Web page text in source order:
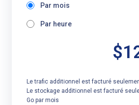
Par mois
Par heure
Le trafic additionnel est facturé
Le stockage additionnel est facturé
Go par mois